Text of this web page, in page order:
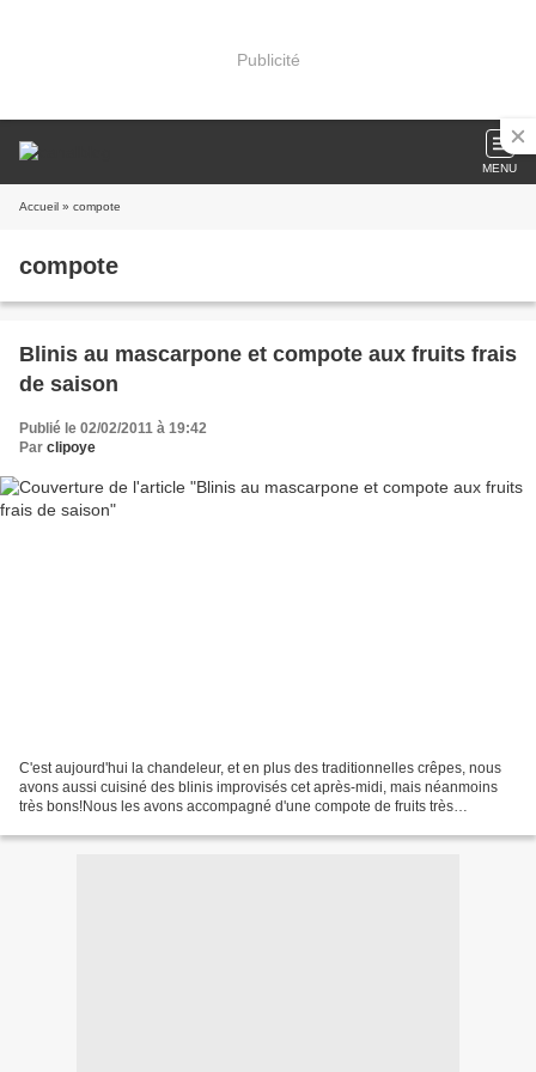
Publicité
MENU
Accueil » compote
compote
Blinis au mascarpone et compote aux fruits frais
de saison
Publié le 02/02/2011 à 19:42
Par clipoye
C'est aujourd'hui la chandeleur, et en plus des traditionnelles crêpes, nous
avons aussi cuisiné des blinis improvisés cet après-midi, mais néanmoins
très bons!Nous les avons accompagné d'une compote de fruits très